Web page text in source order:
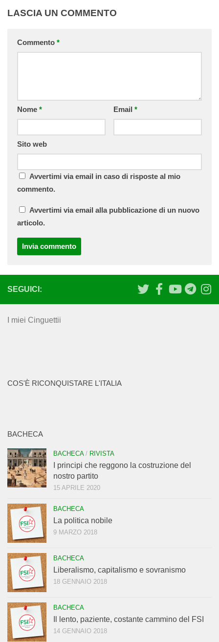
LASCIA UN COMMENTO
Commento *
Nome * Email *
Sito web
Avvertimi via email in caso di risposte al mio
commento.
Avvertimi via email alla pubblicazione di un nuovo
articolo.
SEGUICI:
I miei Cinguettii
COS'È RICONQUISTARE L'ITALIA
BACHECA
BACHECA/ RIVISTA
I principi che reggono la costruzione del
nostro partito
15 APRILE 2020
BACHECA
La politica nobile
9 MARZO 2018
BACHECA
Liberalismo, capitalismo e sovranismo
18 GENNAIO 2018
BACHECA
Il lento, paziente, costante cammino del FSI
14 GENNAIO 2018